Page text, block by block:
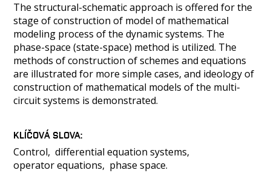
The structural-schematic approach is offered for the
stage of construction of model of mathematical
modeling process of the dynamic systems. The
phase-space (state-space) method is utilized. The
methods of construction of schemes and equations
are illustrated for more simple cases, and ideology of
construction of mathematical models of the multi-
circuit systems is demonstrated.
KLÍČOVÁ SLOVA
Control differential equation systems
operator equations
phase space.